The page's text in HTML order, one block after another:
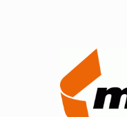
News & Events